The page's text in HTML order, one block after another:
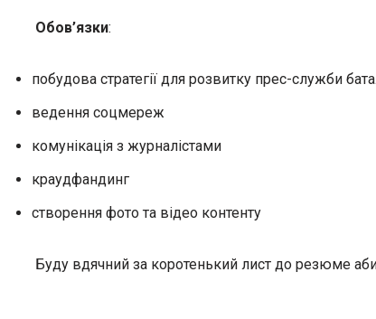
Обов’язки:
побудова стратегії для розвитку прес-служби
ведення соцмереж
комунікація з журналістами
краудфандинг
створення фото та відео контенту
Буду вдячний за коротенький лист до резюме